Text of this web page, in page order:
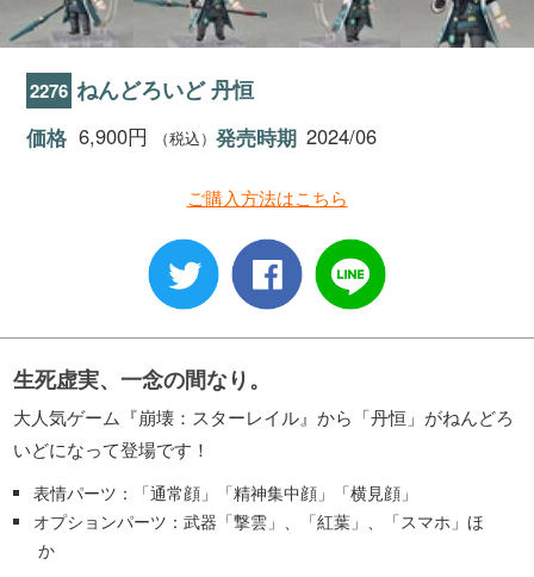
2276 ねんどろいど 丹恒
価格 6,900円 （税込） 発売時期 2024/06
ご購入方法はこちら
生死虚実、一念の間なり。
大人気ゲーム『崩壊：スターレイル』から「丹恒」がねんどろ
いどになって登場です！
表情パーツ：「通常顔」「精神集中顔」「横見顔」
オプションパーツ：武器「撃雲」、「紅葉」、「スマホ」ほ
か